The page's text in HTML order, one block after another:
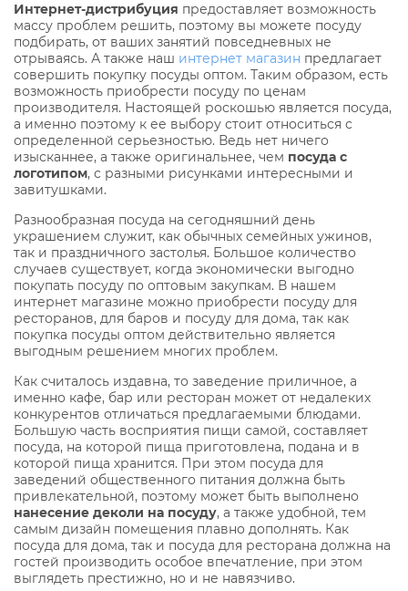
Интернет-дистрибуция предоставляет возможность
массу проблем решить, поэтому вы можете посуду
подбирать, от ваших занятий повседневных не
отрываясь. А также наш интернет магазин предлагает
совершить покупку посуды оптом. Таким образом, есть
возможность приобрести посуду по ценам
производителя. Настоящей роскошью является посуда,
а именно поэтому к ее выбору стоит относиться с
определенной серьезностью. Ведь нет ничего
изысканнее, а также оригинальнее, чем посуда с
логотипом, с разными рисунками интересными и
завитушками.
Разнообразная посуда на сегодняшний день
украшением служит, как обычных семейных ужинов,
так и праздничного застолья. Большое количество
случаев существует, когда экономически выгодно
покупать посуду по оптовым закупкам. В нашем
интернет магазине можно приобрести посуду для
ресторанов, для баров и посуду для дома, так как
покупка посуды оптом действительно является
выгодным решением многих проблем.
Как считалось издавна, то заведение приличное, а
именно кафе, бар или ресторан может от недалеких
конкурентов отличаться предлагаемыми блюдами.
Большую часть восприятия пищи самой, составляет
посуда, на которой пища приготовлена, подана и в
которой пища хранится. При этом посуда для
заведений общественного питания должна быть
привлекательной, поэтому может быть выполнено
нанесение деколи на посуду, а также удобной, тем
самым дизайн помещения плавно дополнять. Как
посуда для дома, так и посуда для ресторана должна на
гостей производить особое впечатление, при этом
выглядеть престижно, но и не навязчиво.